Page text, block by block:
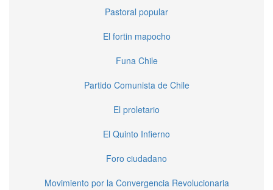
Pastoral popular
El fortin mapocho
Funa Chile
Partido Comunista de Chile
El proletario
El Quinto Infierno
Foro ciudadano
Movimiento por la Convergencia Revolucionaria